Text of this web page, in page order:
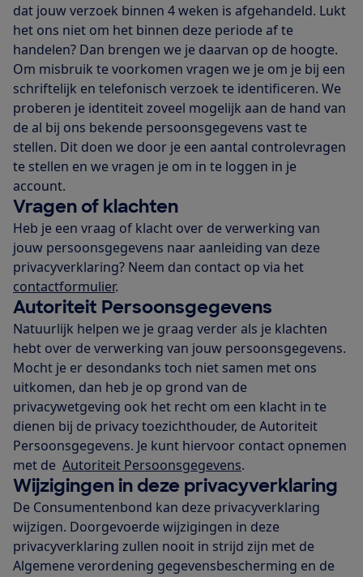
dat jouw verzoek binnen 4 weken is afgehandeld. Lukt
het ons niet om het binnen deze periode af te
handelen? Dan brengen we je daarvan op de hoogte.
Om misbruik te voorkomen vragen we je om je bij een
schriftelijk en telefonisch verzoek te identificeren. We
proberen je identiteit zoveel mogelijk aan de hand van
de al bij ons bekende persoonsgegevens vast te
stellen. Dit doen we door je een aantal controlevragen
te stellen en we vragen je om in te loggen in je
account.
Vragen of klachten
Heb je een vraag of klacht over de verwerking van
jouw persoonsgegevens naar aanleiding van deze
privacyverklaring? Neem dan contact op via het
contactformulier.
Autoriteit Persoonsgegevens
Natuurlijk helpen we je graag verder als je klachten
hebt over de verwerking van jouw persoonsgegevens.
Mocht je er desondanks toch niet samen met ons
uitkomen, dan heb je op grond van de
privacywetgeving ook het recht om een klacht in te
dienen bij de privacy toezichthouder, de Autoriteit
Persoonsgegevens. Je kunt hiervoor contact opnemen
met de Autoriteit Persoonsgegevens.
Wijzigingen in deze privacyverklaring
De Consumentenbond kan deze privacyverklaring
wijzigen. Doorgevoerde wijzigingen in deze
privacyverklaring zullen nooit in strijd zijn met de
Algemene verordening gegevensbescherming en de